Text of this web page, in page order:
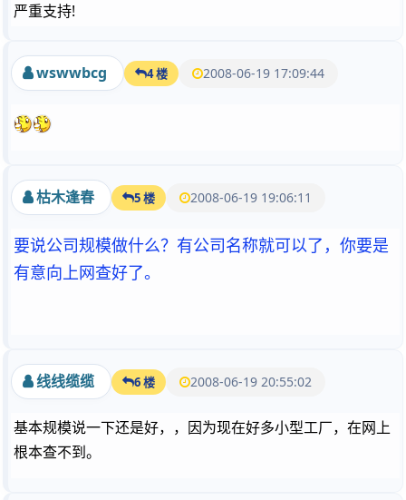
严重支持!
wswwbcg 4 楼 2008-06-19 17:09:44
枯木逢春 5 楼 2008-06-19 19:06:11
要说公司规模做什么？有公司名称就可以了，你要是
有意向上网查好了。
线线缆缆 6 楼 2008-06-19 20:55:02
基本规模说一下还是好，，因为现在好多小型工厂，在网上
根本查不到。